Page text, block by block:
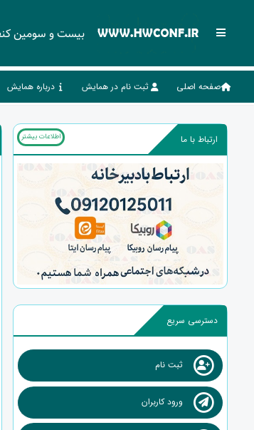
بیست و سومین
صفحه اصلی ثبت نام در همایش درباره همایش
ارتباط با ما اطلاعات بیشتر
دسترسی سریع
ثبت نام
ورود کاربران